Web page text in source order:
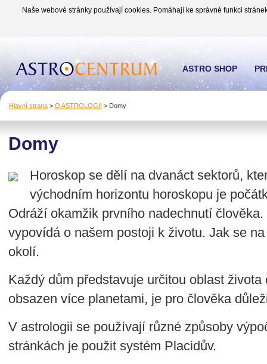
Naše webové stránky používají cookies. Pomáhají ke správné funkci
Hlavní strana > O ASTROLOGII > Domy
Domy
Horoskop se dělí na dvanáct sektorů,
východním horizontu horoskopu je
Odráží okamžik prvního nadechnutí
vypovídá o našem postoji k životu. Jak se
okolí.
Každý dům představuje určitou oblast života
obsazen více planetami, je pro člověka
V astrologii se používají různé způsoby
stránkách je použit systém Placidův.
ASTRO SHOP